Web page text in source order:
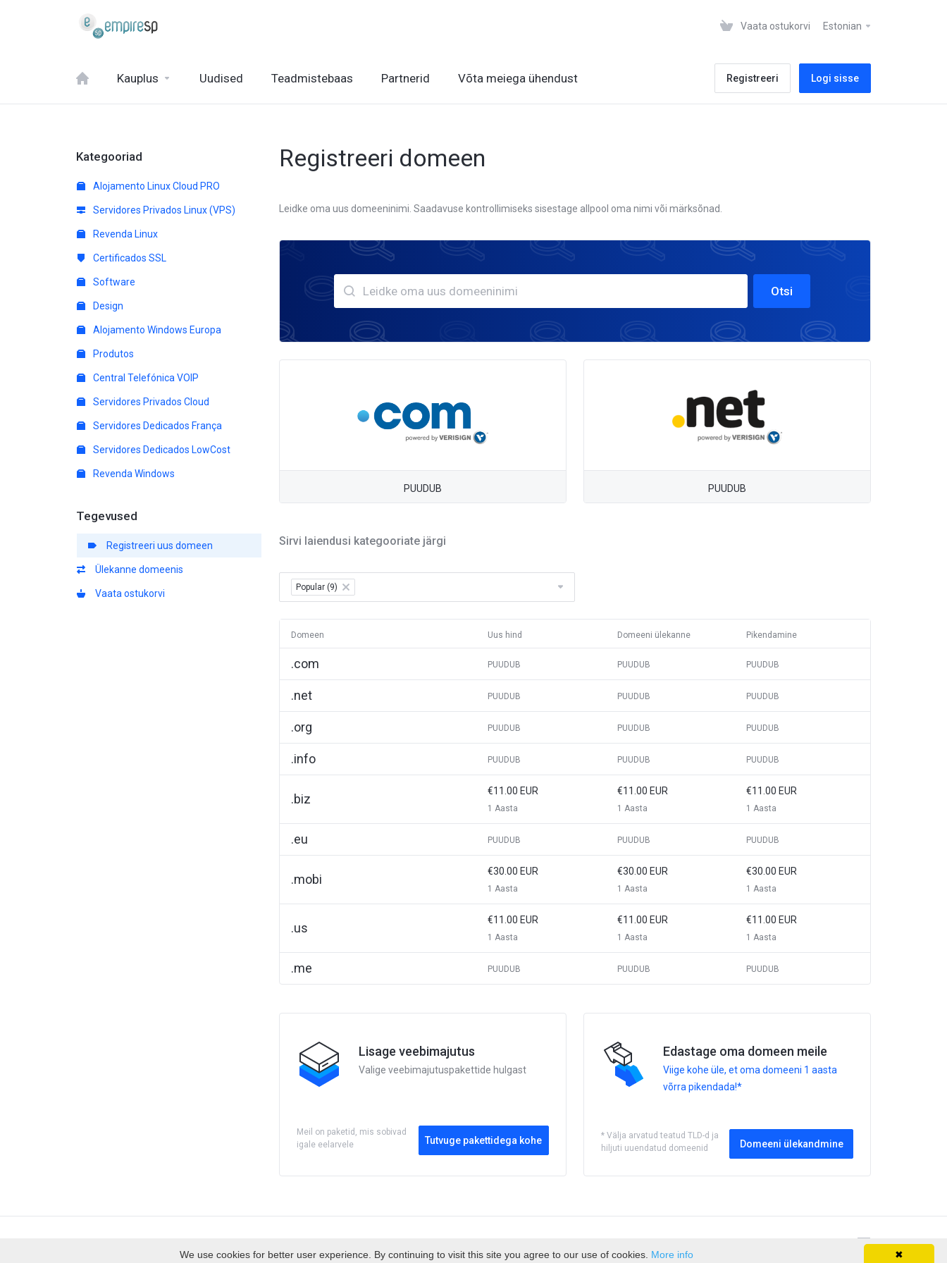
Vaata ostukorvi Estonian
Kauplus Uudised Teadmistebaas Partnerid Võta meiega ühendust Registreeri Logi sisse
Registreeri domeen
Kategooriad
Alojamento Linux Cloud PRO
Servidores Privados Linux (VPS)
Revenda Linux
Certificados SSL
Software
Design
Alojamento Windows Europa
Produtos
Central Telefónica VOIP
Servidores Privados Cloud
Servidores Dedicados França
Servidores Dedicados LowCost
Revenda Windows
Tegevused
Registreeri uus domeen
Ülekanne domeenis
Vaata ostukorvi
Leidke oma uus domeeninimi. Saadavuse kontrollimiseks sisestage allpool oma nimi või märksõnad.
Otsi
PUUDUB PUUDUB
Sirvi laiendusi kategooriate järgi
Popular (9) ×
Domeen Uus hind Domeeni ülekanne Pikendamine
.com PUUDUB PUUDUB PUUDUB
.net PUUDUB PUUDUB PUUDUB
.org PUUDUB PUUDUB PUUDUB
.info PUUDUB PUUDUB PUUDUB
.biz
€11.00 EUR
1 Aasta
€11.00 EUR
1 Aasta
€11.00 EUR
1 Aasta
.eu PUUDUB PUUDUB PUUDUB
.mobi
€30.00 EUR
1 Aasta
€30.00 EUR
1 Aasta
€30.00 EUR
1 Aasta
.us
€11.00 EUR
1 Aasta
€11.00 EUR
1 Aasta
€11.00 EUR
1 Aasta
.me PUUDUB PUUDUB PUUDUB
Lisage veebimajutus
Valige veebimajutuspakettide hulgast
Meil on paketid, mis sobivad
igale eelarvele
Tutvuge pakettidega kohe
Edastage oma domeen meile
Viige kohe üle, et oma domeeni 1 aasta
võrra pikendada!*
* Välja arvatud teatud TLD-d ja
hiljuti uuendatud domeenid
Domeeni ülekandmine
✖
We use cookies for better user experience. By continuing to visit this site you agree to our use of cookies. More info